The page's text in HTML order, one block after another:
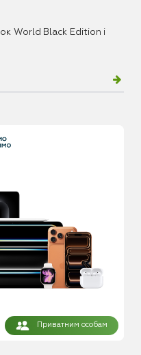
World Black Edition і
Приватним особам